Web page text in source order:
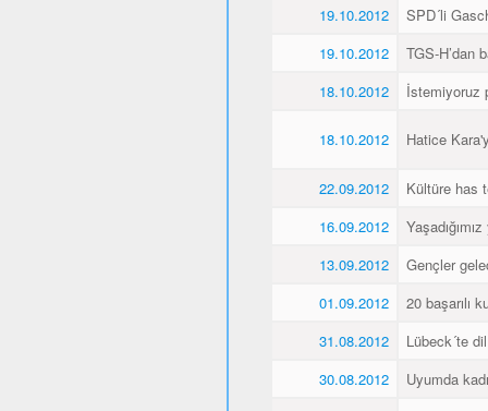
19.10.2012
SPD´li
19.10.2012
TGS-H’dan
18.10.2012
İstemiyoruz
18.10.2012 Hatice
22.09.2012
Kültüre has
16.09.2012
13.09.2012
Gençler
01.09.2012
20 başarılı
31.08.2012
Lübeck´te
30.08.2012
Uyumda